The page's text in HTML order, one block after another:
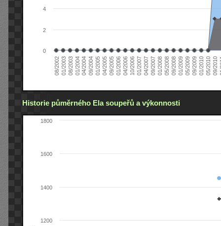
08/200201/200308/200301/200404/200409/200401/200504/200509/200501/200604/200610/200601/200704/200709/200701/200805/200809/200801/200905/200909/200901/201005/201009/2010
0
2
4
Historie půměrného Ela soupeřů a výkonnosti
1200
1400
1600
1800